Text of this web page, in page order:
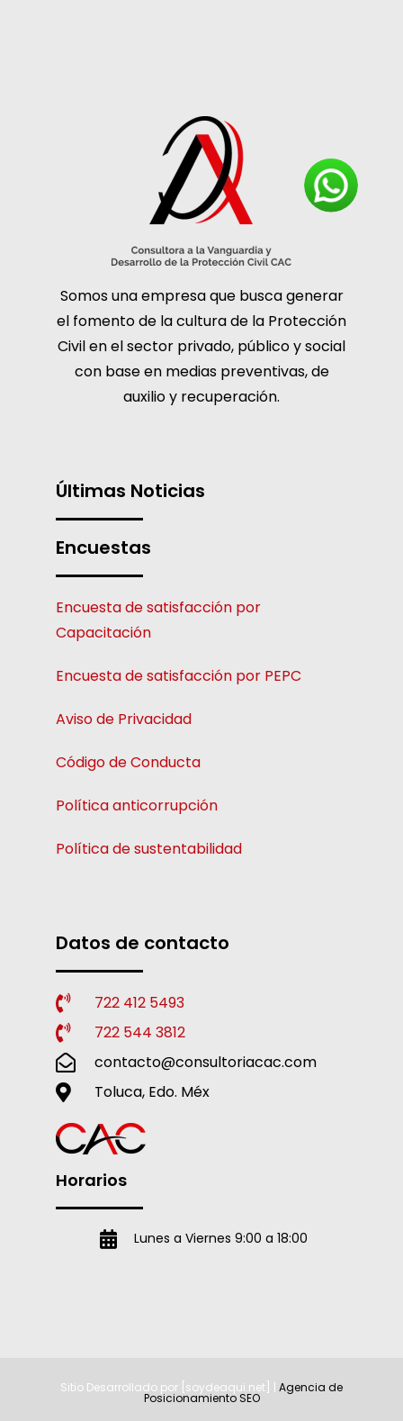
Somos una empresa que busca generar
el fomento de la cultura de la Protección
Civil en el sector privado, público y social
con base en medias preventivas, de
auxilio y recuperación.
Últimas Noticias
Encuestas
Encuesta de satisfacción por
Capacitación
Encuesta de satisfacción por PEPC
Aviso de Privacidad
Código de Conducta
Política anticorrupción
Política de sustentabilidad
Datos de contacto
722 412 5493
722 544 3812
contacto@consultoriacac.com
Toluca, Edo. Méx
Horarios
Lunes a Viernes 9:00 a 18:00
Sitio Desarrollado por [soydeaqui.net] | Agencia de
Posicionamiento SEO